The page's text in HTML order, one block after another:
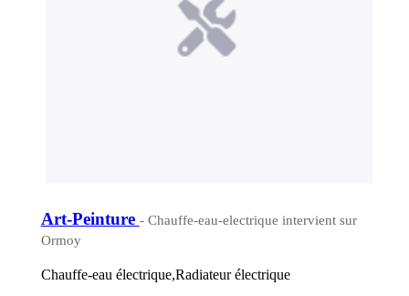
Art-Peinture - Chauffe-eau-electrique intervient sur
Ormoy
Chauffe-eau électrique,Radiateur électrique